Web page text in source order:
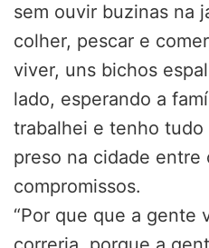
sem ouvir buzinas na
colher, pescar e
viver, uns bichos
lado, esperando a
trabalhei e tenho tudo
preso na cidade entre
compromissos.
“Por que que a gente